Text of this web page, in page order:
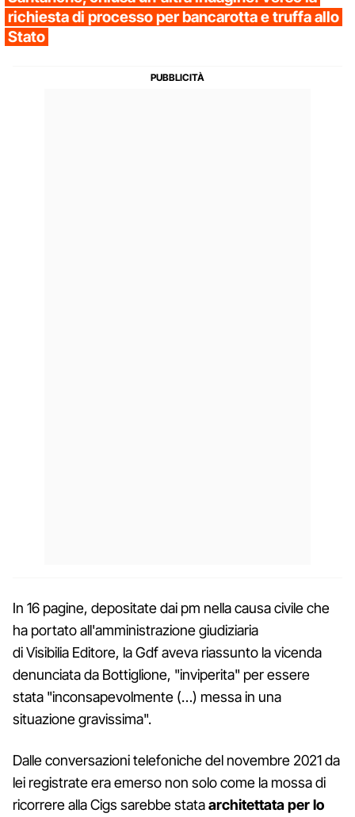
richiesta di processo per bancarotta e truffa allo
Stato
In 16 pagine, depositate dai pm nella causa civile che
ha portato all'amministrazione giudiziaria
di Visibilia Editore, la Gdf aveva riassunto la vicenda
denunciata da Bottiglione, "inviperita" per essere
stata "inconsapevolmente (…) messa in una
situazione gravissima".
Dalle conversazioni telefoniche del novembre 2021 da
lei registrate era emerso non solo come la mossa di
ricorrere alla Cigs sarebbe stataarchitettata per lo